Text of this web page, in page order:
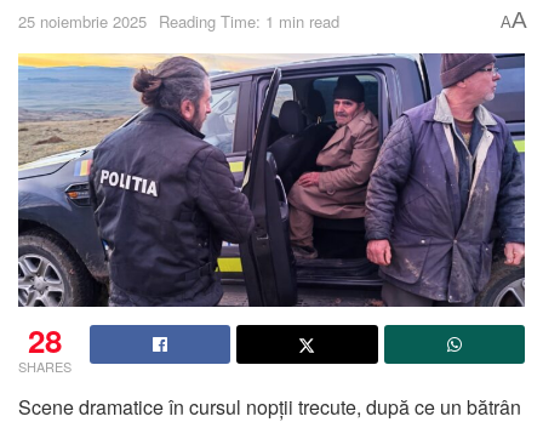
25 noiembrie 2025 Reading Time: 1 min read AA
28
SHARES
Scene dramatice în cursul nopții trecute, după ce un bătrân